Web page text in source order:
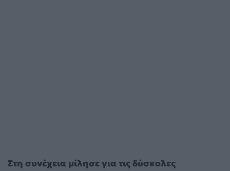
Στη συνέχεια μίλησε για τις δύσκολες